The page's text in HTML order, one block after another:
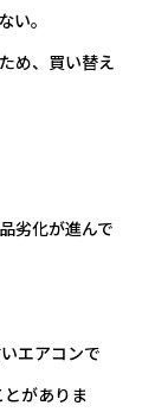
い。
め、買い替え
劣化が進んで
エアコンで
がありま